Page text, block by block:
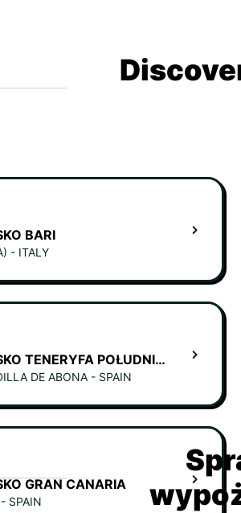
BARI
- ITALY
LOTNISKO TENERYFA POŁUDNIOWA
DE ABONA - SPAIN
GRAN CANARIA
SPAIN